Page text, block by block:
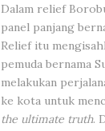
Dalam relief
panel panjang
Relief itu
pemuda bernama
melakukan
ke kota untuk
the ultimate truth.